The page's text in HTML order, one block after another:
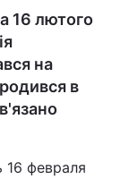
16 лютого
на
в
16 февраля